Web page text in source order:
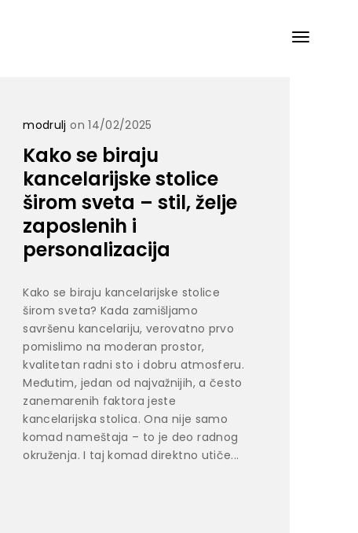
modrulj on 14/02/2025
Kako se biraju
kancelarijske stolice
širom sveta – stil, želje
zaposlenih i
personalizacija
Kako se biraju kancelarijske stolice
širom sveta? Kada zamišljamo
savršenu kancelariju, verovatno prvo
pomislimo na moderan prostor,
kvalitetan radni sto i dobru atmosferu.
Međutim, jedan od najvažnijih, a često
zanemarenih faktora jeste
kancelarijska stolica. Ona nije samo
komad nameštaja – to je deo radnog
okruženja. I taj komad direktno utiče...